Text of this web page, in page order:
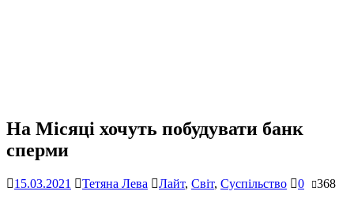
На Місяці хочуть побудувати банк
сперми
15.03.2021 Тетяна Лева Лайт, Світ, Суспільство 0 368